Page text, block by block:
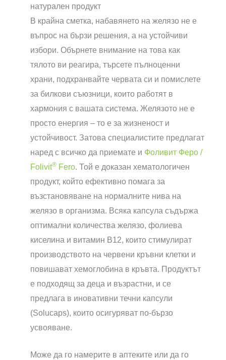
натурален продукт
В крайна сметка, набавянето на желязо не е
въпрос на бързи решения, а на устойчиви
избори. Обърнете внимание на това как
тялото ви реагира, търсете пълноценни
храни, подхранвайте червата си и помислете
за билкови съюзници, които работят в
хармония с вашата система. Желязото не е
просто енергия – то е за жизненост и
устойчивост. Затова специалистите предлагат
наред с всичко да приемате и Фоливит Феро /
Folivit® Fero. Той е доказан хематологичен
продукт, който ефективно помага за
възстановяване на нормалните нива на
желязо в организма. Всяка капсула съдържа
оптимални количества желязо, фолиева
киселина и витамин B12, които стимулират
производството на червени кръвни клетки и
повишават хемоглобина в кръвта. Продуктът
е подходящ за деца и възрастни, и се
предлага в иновативни течни капсули
(Solucaps), които осигуряват по-бързо
усвояване.
Може да го намерите в аптеките или да го